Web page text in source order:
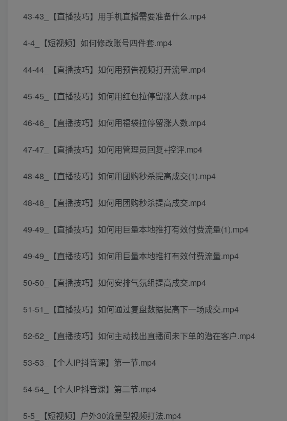
43-43_【直播技巧】用手机直播需要准备什么.mp4
4-4_【短视频】如何修改账号四件套.mp4
44-44_【直播技巧】如何用预告视频打开流量.mp4
45-45_【直播技巧】如何用红包拉停留涨人数.mp4
46-46_【直播技巧】如何用福袋拉停留涨人数.mp4
47-47_【直播技巧】如何用管理员回复+控评.mp4
48-48_【直播技巧】如何用团购秒杀提高成交(1).mp4
48-48_【直播技巧】如何用团购秒杀提高成交.mp4
49-49_【直播技巧】如何用巨量本地推打有效付费流量(1).mp4
49-49_【直播技巧】如何用巨量本地推打有效付费流量.mp4
50-50_【直播技巧】如何安排气氛组提高成交.mp4
51-51_【直播技巧】如何通过复盘数据提高下一场成交.mp4
52-52_【直播技巧】如何主动找出直播间未下单的潜在客户.mp4
53-53_【个人IP抖音课】第一节.mp4
54-54_【个人IP抖音课】第二节.mp4
5-5_【短视频】户外30流量型视频打法.mp4